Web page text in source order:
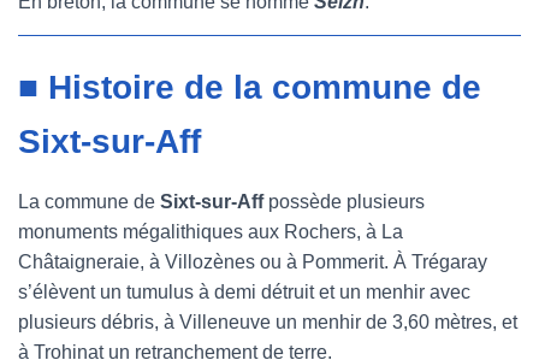
■ Histoire de la commune de
Sixt-sur-Aff
La commune de Sixt-sur-Affpossède plusieurs
monuments mégalithiques aux Rochers, à La
Châtaigneraie, à Villozènes ou à Pommerit. À Trégaray
s’élèvent un tumulus à demi détruit et un menhir avec
plusieurs débris, à Villeneuve un menhir de 3,60 mètres, et
à Trohinat un retranchement de terre.